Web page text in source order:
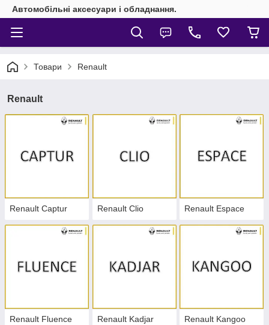
Автомобільні аксесуари і обладнання.
Товари Renault
Renault
Renault Captur Renault Clio Renault Espace
Renault Fluence Renault Kadjar Renault Kangoo